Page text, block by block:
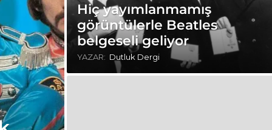
Hiç yayımlanmamış
görüntülerle Beatles
belgeseli geliyor
YAZAR: Dutluk Dergi